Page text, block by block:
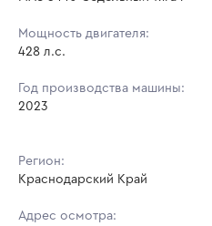
Мощность двигателя:
428 л.с.
Год производства машины:
2023
Регион:
Краснодарский Край
Адрес осмотра: